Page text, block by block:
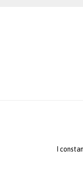
I